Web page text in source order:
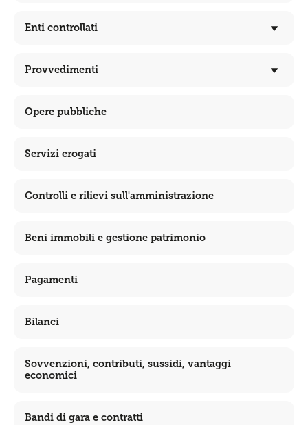
Enti controllati
Provvedimenti
Opere pubbliche
Servizi erogati
Controlli e rilievi sull'amministrazione
Beni immobili e gestione patrimonio
Pagamenti
Bilanci
Sovvenzioni, contributi, sussidi, vantaggi
economici
Bandi di gara e contratti